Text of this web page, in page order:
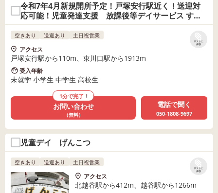
令和7年4月新規開所予定！戸塚安行駅近く！送迎対
応可能！児童発達支援 放課後等デイサービス すて
っぷすきっぷ第4
リストに
保存
空きあり 送迎あり 土日祝営業
アクセス
戸塚安行駅から110m、東川口駅から1913m
受入年齢
未就学 小学生 中学生 高校生
1分で完了！
お問い合わせ
（無料）
電話で聞く
050-1808-9697
児童デイ げんこつ
リストに
保存
空きあり 送迎あり 土日祝営業
アクセス
北越谷駅から412m、越谷駅から1266m